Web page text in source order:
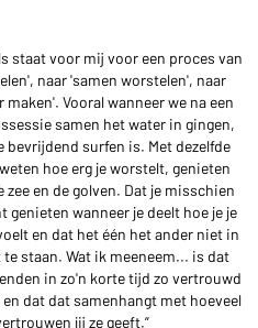
staat voor mij voor een proces van
naar 'samen worstelen', naar
maken'. Vooral wanneer we na een
samen het water in gingen,
bevrijdend surfen is. Met dezelfde
hoe erg je worstelt, genieten
zee en de golven. Dat je misschien
genieten wanneer je deelt hoe je je
en dat het één het ander niet in
te staan. Wat ik meeneem... is dat
in zo'n korte tijd zo vertrouwd
dat dat samenhangt met hoeveel
jij ze geeft.”